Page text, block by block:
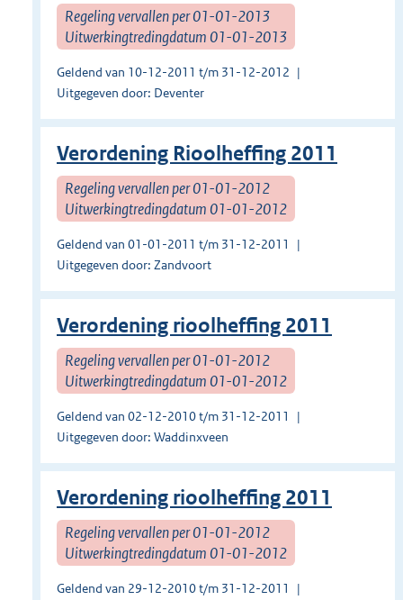
Regeling vervallen per 01-01-2013
Uitwerkingtredingdatum 01-01-2013
Geldend van 10-12-2011 t/m 31-12-2012
Uitgegeven door: Deventer
Verordening Rioolheffing 2011
Regeling vervallen per 01-01-2012
Uitwerkingtredingdatum 01-01-2012
Geldend van 01-01-2011 t/m 31-12-2011
Uitgegeven door: Zandvoort
Verordening rioolheffing 2011
Regeling vervallen per 01-01-2012
Uitwerkingtredingdatum 01-01-2012
Geldend van 02-12-2010 t/m 31-12-2011
Uitgegeven door: Waddinxveen
Verordening rioolheffing 2011
Regeling vervallen per 01-01-2012
Uitwerkingtredingdatum 01-01-2012
Geldend van 29-12-2010 t/m 31-12-2011